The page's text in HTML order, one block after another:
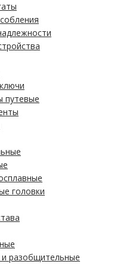
путевые
головки
разобщительные